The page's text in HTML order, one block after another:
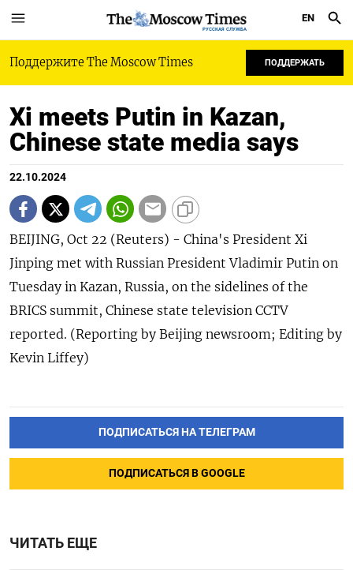
РУССКАЯ СЛУЖБА
EN
Поддержите The Moscow Times ПОДДЕРЖАТЬ
Xi meets Putin in Kazan,
Chinese state media says
22.10.2024
BEIJING, Oct 22 (Reuters) - China's President Xi
Jinping met with Russian President Vladimir Putin on
Tuesday in Kazan, Russia, on the sidelines of the
BRICS summit, Chinese state television CCTV
reported. (Reporting by Beijing newsroom; Editing by
Kevin Liffey)
ПОДПИСАТЬСЯ НА ТЕЛЕГРАМ
ПОДПИСАТЬСЯ В GOOGLE
ЧИТАТЬ ЕЩЕ